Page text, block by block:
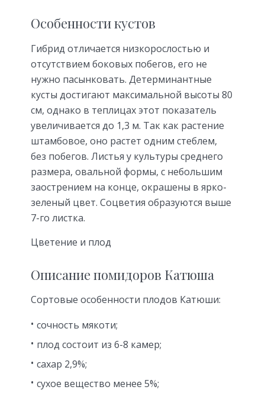
Особенности кустов
Гибрид отличается низкорослостью и
отсутствием боковых побегов, его не
нужно пасынковать. Детерминантные
кусты достигают максимальной высоты 80
см, однако в теплицах этот показатель
увеличивается до 1,3 м. Так как растение
штамбовое, оно растет одним стеблем,
без побегов. Листья у культуры среднего
размера, овальной формы, с небольшим
заострением на конце, окрашены в ярко-
зеленый цвет. Соцветия образуются выше
7-го листка.
Цветение и плод
Описание помидоров Катюша
Сортовые особенности плодов Катюши:
сочность мякоти;
плод состоит из 6-8 камер;
сахар 2,9%;
сухое вещество менее 5%;